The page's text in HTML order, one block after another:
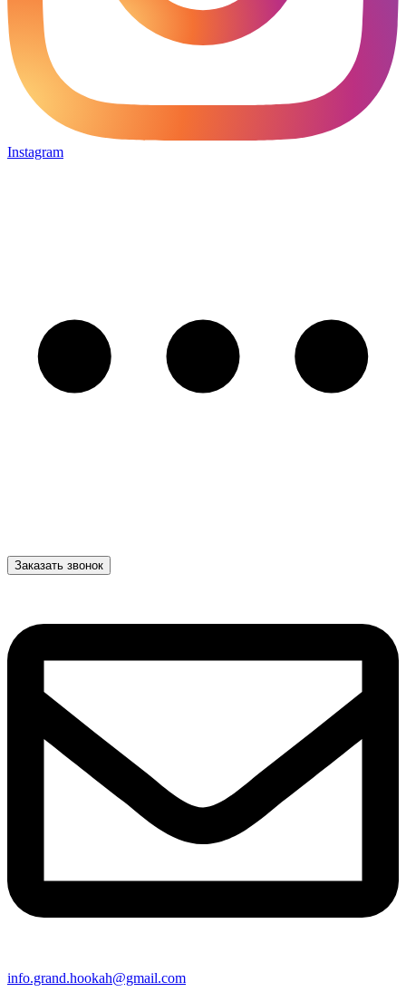
Instagram
Заказать звонок
info.grand.hookah@gmail.com